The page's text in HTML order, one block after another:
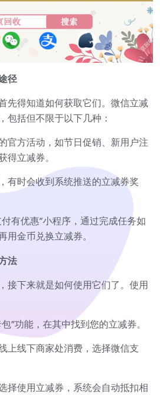
径
先得知道如何获取它们。微信立减
包括但不限于以下几种：
官方活动，如节日促销、新用户注
得立减券。
有时会收到系统推送的立减券奖
有优惠”小程序，通过完成任务如
用金币兑换立减券。
法
接下来就是如何使用它们了。使用
”功能，在其中找到您的立减券。
上线下商家处消费，选择微信支
择使用立减券，系统会自动抵扣相